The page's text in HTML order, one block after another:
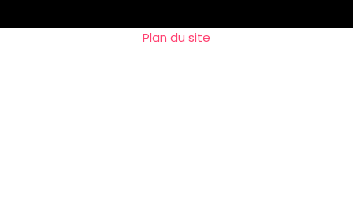
Plan du site